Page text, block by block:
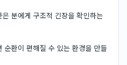
분에게 구조적 긴장을 확인하는
순환이 편해질 수 있는 환경을 만들